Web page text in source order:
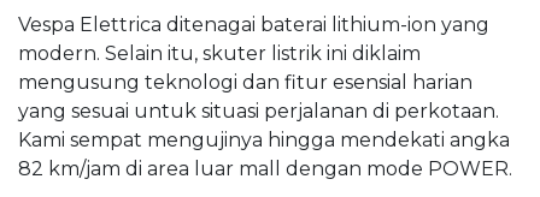
Vespa Elettrica ditenagai baterai lithium-ion yang
modern. Selain itu, skuter listrik ini diklaim
mengusung teknologi dan fitur esensial harian
yang sesuai untuk situasi perjalanan di perkotaan.
Kami sempat mengujinya hingga mendekati angka
82 km/jam di area luar mall dengan mode POWER.